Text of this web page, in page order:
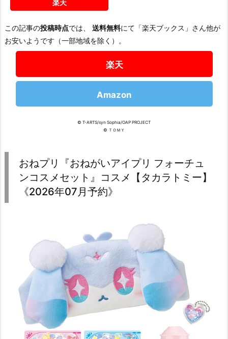
楽天
この記事の投稿時点では、 送料無料にて「楽天ブックス」さん他が
お安いようです（一部地域を除く）。
楽天
Amazon
© T-ARTS/syn Sophia/OAP PROJECT
© ＴＯＭＹ
おねプリ『おねがいアイプリ フォーチュ
ンコスメセット』コスメ【タカラトミー】
《2026年07月予約》